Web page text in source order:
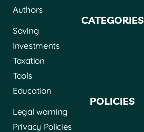
Authors
CATEGORIES
Saving
Investments
Taxation
Tools
Education
POLICIES
Legal warning
Privacy Policies